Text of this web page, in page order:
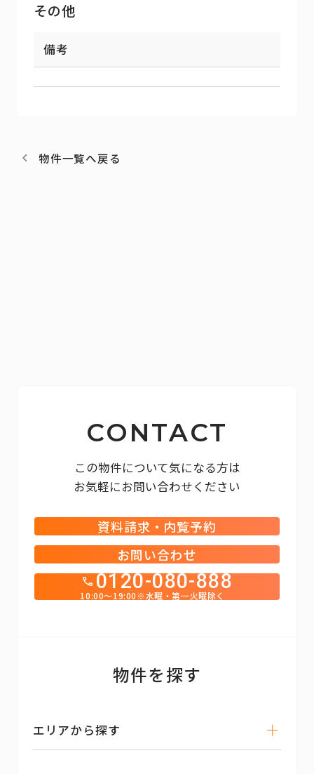
その他
備考
物件一覧へ戻る
CONTACT
この物件について気になる方は
お気軽にお問い合わせください
資料請求・内覧予約
お問い合わせ
0120-080-888
10:00～19:00※水曜・第一火曜除く
物件を探す
エリアから探す